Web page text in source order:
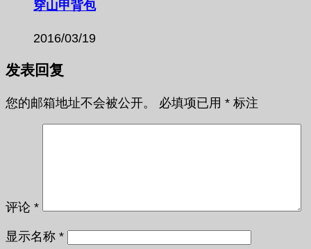
穿山甲背包
2016/03/19
发表回复
您的邮箱地址不会被公开。 必填项已用 * 标注
评论 *
显示名称 *